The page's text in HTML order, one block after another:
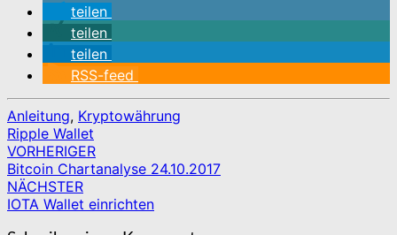
teilen
teilen
teilen
RSS-feed
Anleitung, Kryptowährung
Ripple Wallet
Beitragsnavigation
VORHERIGER
Bitcoin Chartanalyse 24.10.2017
NÄCHSTER
IOTA Wallet einrichten